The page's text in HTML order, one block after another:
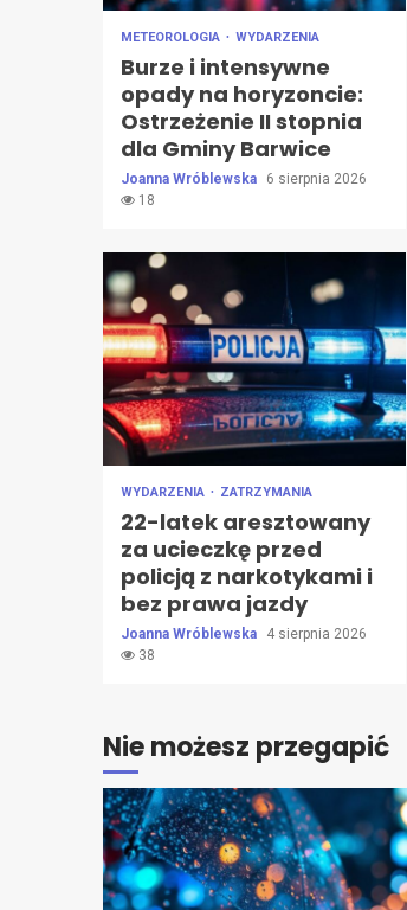
METEOROLOGIA WYDARZENIA
Burze i intensywne
opady na horyzoncie:
Ostrzeżenie II stopnia
dla Gminy Barwice
Joanna Wróblewska
6 sierpnia 2026
18
WYDARZENIA ZATRZYMANIA
22-latek aresztowany
za ucieczkę przed
policją z narkotykami i
bez prawa jazdy
Joanna Wróblewska
4 sierpnia 2026
38
Nie możesz przegapić